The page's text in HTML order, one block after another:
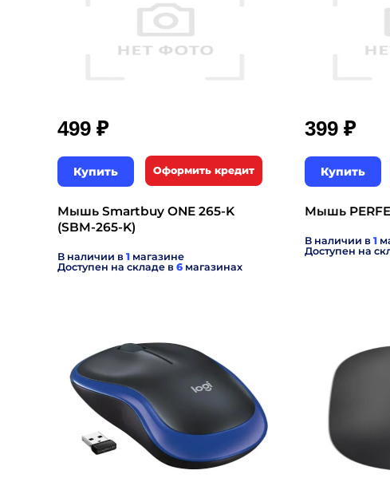
499 ₽
Купить Оформить кредит
Мышь Smartbuy ONE 265-K
(SBM-265-K)
В наличии в 1 магазине
Доступен на складе в 6 магазинах
399 ₽
Купить
Мышь
В наличии в 1
Доступен на